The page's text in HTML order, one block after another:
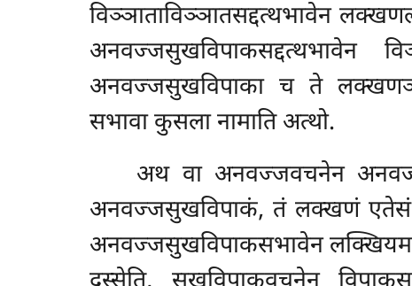
विञ्ञाताविञ्ञातसद्दत्थभावेन
अनवज्जसुखविपाका च ते
सभावा कुसला नामाति अत्थो.
अथ वा अनवज्जवचनेन
अनवज्जसुखविपाकं, तं लक्खणं एतेसं
अनवज्जसुखविपाकसभावेन